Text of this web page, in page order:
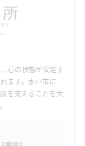
心の状態が安定す
ます。水戸市に
を支えることを大